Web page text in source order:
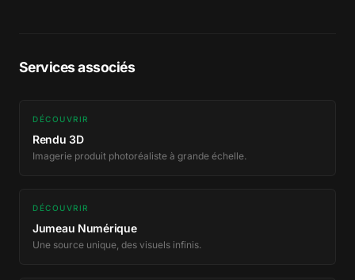
Services associés
DÉCOUVRIR
Rendu 3D
Imagerie produit photoréaliste à grande échelle.
DÉCOUVRIR
Jumeau Numérique
Une source unique, des visuels infinis.